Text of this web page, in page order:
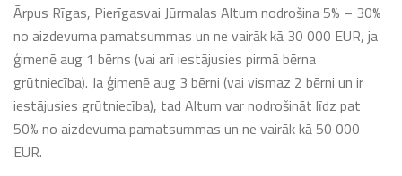
Ārpus Rīgas, Pierīgasvai Jūrmalas Altum nodrošina 5% – 30%
no aizdevuma pamatsummas un ne vairāk kā 30 000 EUR, ja
ģimenē aug 1 bērns (vai arī iestājusies pirmā bērna
grūtniecība). Ja ģimenē aug 3 bērni (vai vismaz 2 bērni un ir
iestājusies grūtniecība), tad Altum var nodrošināt līdz pat
50% no aizdevuma pamatsummas un ne vairāk kā 50 000
EUR.